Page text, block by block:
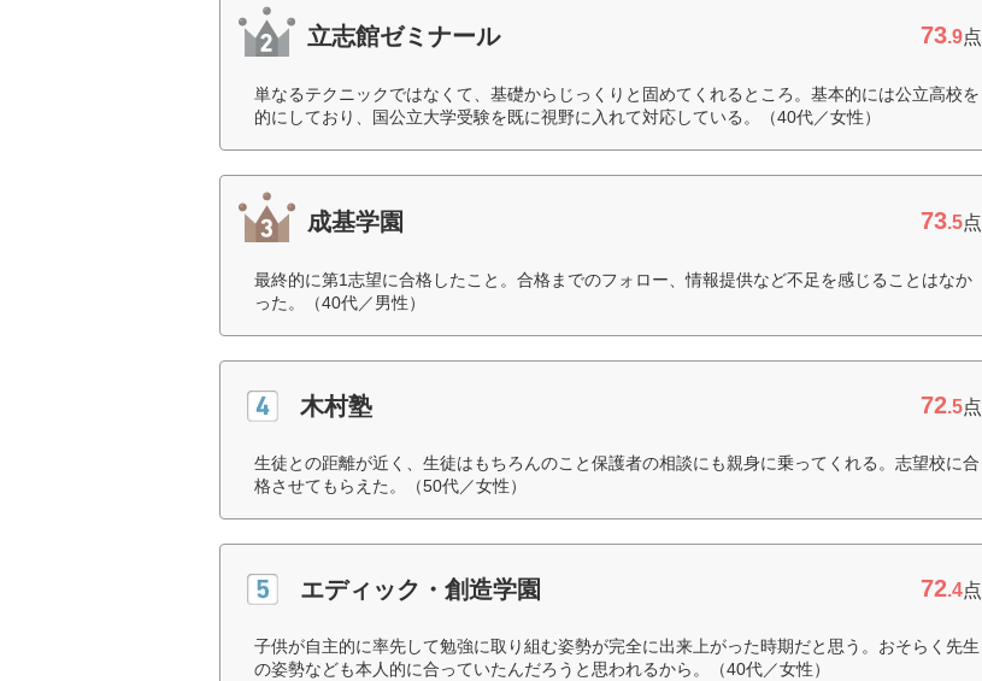
立志館ゼミナール 73.9点
単なるテクニックではなくて、基礎からじっくりと固めてくれるところ。基本的には公立高校を
的にしており、国公立大学受験を既に視野に入れて対応している。（40代／女性）
成基学園 73.5点
最終的に第1志望に合格したこと。合格までのフォロー、情報提供など不足を感じることはなか
った。（40代／男性）
木村塾 72.5点
生徒との距離が近く、生徒はもちろんのこと保護者の相談にも親身に乗ってくれる。志望校に合
格させてもらえた。（50代／女性）
エディック・創造学園 72.4点
子供が自主的に率先して勉強に取り組む姿勢が完全に出来上がった時期だと思う。おそらく先生
の姿勢なども本人的に合っていたんだろうと思われるから。（40代／女性）